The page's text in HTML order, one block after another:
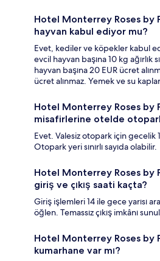
Hotel Monterrey Roses by
hayvan kabul ediyor mu?
Evet, kediler ve köpekler kabul
evcil hayvan başına 10 kg ağırlık
hayvan başına 20 EUR ücret
ücret alınmaz. Yemek ve su
Hotel Monterrey Roses by
misafirlerine otelde
Evet. Valesiz otopark için gecelik
Otopark yeri sınırlı sayıda olabilir.
Hotel Monterrey Roses by
giriş ve çıkış saati kaçta?
Giriş işlemleri 14 ile gece yarısı
öğlen. Temassız çıkış imkânı
Hotel Monterrey Roses by
kumarhane var mı?